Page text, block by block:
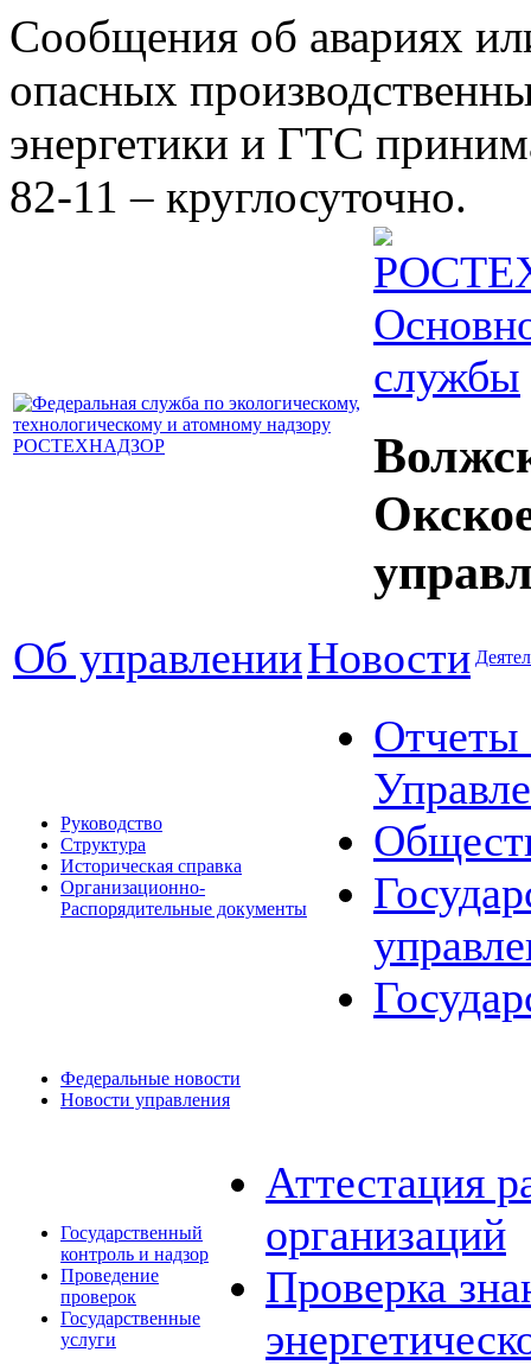
Сообщения об авариях
опасных
энергетики и ГТС
82-11 – круглосуточно.
службы
Об управленииНовости
Руководство
Структура
Историческая справка
Организационно-
Распорядительные документы
Отчеты
Федеральные новости
Новости управления
Государственный
контроль и надзор
Проведение
проверок
Государственные
услуги
Аттестация
организаций
Проверка